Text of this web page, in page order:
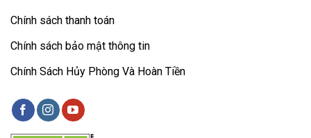
Chính sách thanh toán
Chính sách bảo mật thông tin
Chính Sách Hủy Phòng Và Hoàn Tiền